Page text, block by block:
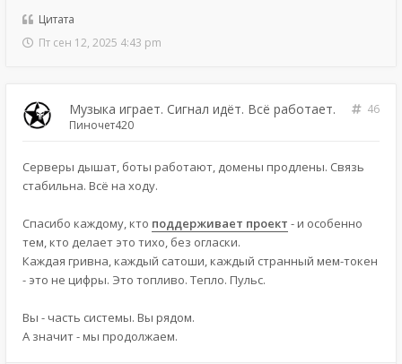
Цитата
Пт сен 12, 2025 4:43 pm
Музыка играет. Сигнал идёт. Всё работает.
46
Пиночет420
Серверы дышат, боты работают, домены продлены. Связь
стабильна. Всё на ходу.
Спасибо каждому, кто поддерживает проект - и особенно
тем, кто делает это тихо, без огласки.
Каждая гривна, каждый сатоши, каждый странный мем-токен
- это не цифры. Это топливо. Тепло. Пульс.
Вы - часть системы. Вы рядом.
А значит - мы продолжаем.